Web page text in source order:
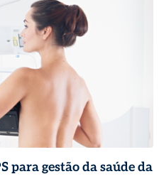
para gestão da saúde da